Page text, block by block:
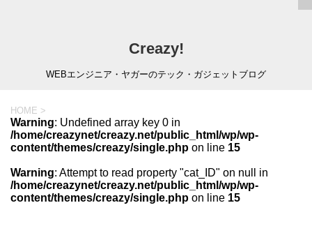
Creazy!
WEBエンジニア・ヤガーのテック・ガジェットブログ
HOME >
Warning: Undefined array key 0 in
/home/creazynet/creazy.net/public_html/wp/wp-
content/themes/creazy/single.php on line 15
Warning: Attempt to read property "cat_ID" on null in
/home/creazynet/creazy.net/public_html/wp/wp-
content/themes/creazy/single.php on line 15